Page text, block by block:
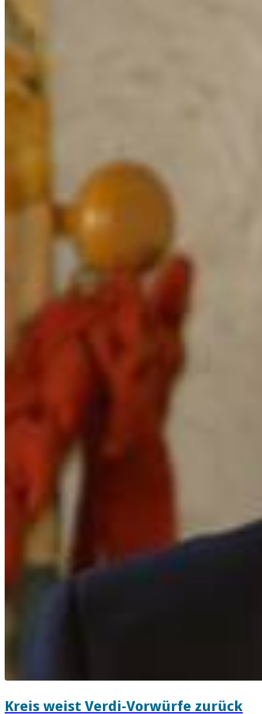
Kreis weist Verdi-Vorwürfe zurück